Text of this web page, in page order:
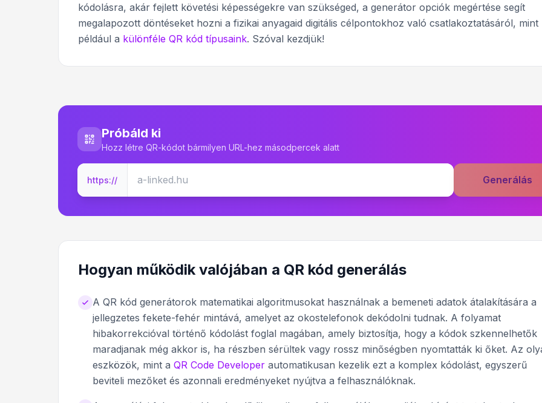
kódolásra, akár fejlett követési képességekre van szükséged, a generátor opciók megértése segít
megalapozott döntéseket hozni a fizikai anyagaid digitális célpontokhoz való csatlakoztatásáról, mint
például a különféle QR kód típusaink. Szóval kezdjük!
Próbáld ki
Hozz létre QR-kódot bármilyen URL-hez másodpercek alatt
https:// Generálás
Hogyan működik valójában a QR kód generálás
A QR kód generátorok matematikai algoritmusokat használnak a bemeneti adatok átalakítására a
jellegzetes fekete-fehér mintává, amelyet az okostelefonok dekódolni tudnak. A folyamat
hibakorrekcióval történő kódolást foglal magában, amely biztosítja, hogy a kódok szkennelhetők
maradjanak még akkor is, ha részben sérültek vagy rossz minőségben nyomtatták ki őket. Az
eszközök, mint a QR Code Developer automatikusan kezelik ezt a komplex kódolást, egyszerű
beviteli mezőket és azonnali eredményeket nyújtva a felhasználóknak.